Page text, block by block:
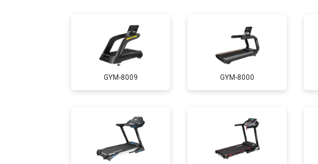
Замена основного двигателя
Обслуживание
Замена платы управления
GYM-8009 GYM-8000